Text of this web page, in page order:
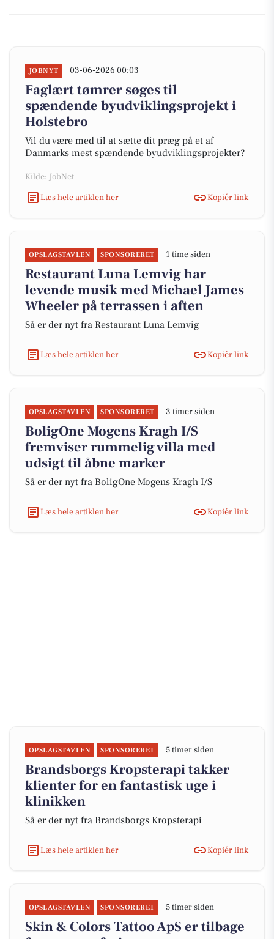
JOBNYT 03-06-2026 00:03
Faglært tømrer søges til
spændende byudviklingsprojekt i
Holstebro
Vil du være med til at sætte dit præg på et af
Danmarks mest spændende byudviklingsprojekter?
Kilde: JobNet
Læs hele artiklen her
Kopiér link
OPSLAGSTAVLEN SPONSORERET 1 time siden
Restaurant Luna Lemvig har
levende musik med Michael James
Wheeler på terrassen i aften
Så er der nyt fra Restaurant Luna Lemvig
Læs hele artiklen her Kopiér link
OPSLAGSTAVLEN SPONSORERET 3 timer siden
BoligOne Mogens Kragh I/S
fremviser rummelig villa med
udsigt til åbne marker
Så er der nyt fra BoligOne Mogens Kragh I/S
Læs hele artiklen her Kopiér link
OPSLAGSTAVLEN SPONSORERET 5 timer siden
Brandsborgs Kropsterapi takker
klienter for en fantastisk uge i
klinikken
Så er der nyt fra Brandsborgs Kropsterapi
Læs hele artiklen her Kopiér link
OPSLAGSTAVLEN SPONSORERET 5 timer siden
Skin & Colors Tattoo ApS er tilbage